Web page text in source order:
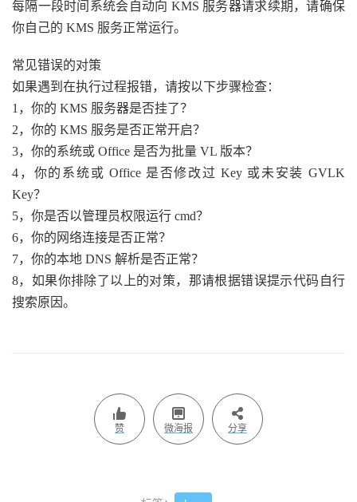
每隔一段时间系统会自动向 KMS 服务器请求续期，请确保
你自己的 KMS 服务正常运行。
常见错误的对策
如果遇到在执行过程报错，请按以下步骤检查：
1，你的 KMS 服务器是否挂了？
2，你的 KMS 服务是否正常开启？
3，你的系统或 Office 是否为批量 VL 版本？
4，你的系统或 Office 是否修改过 Key 或未安装 GVLK
Key？
5，你是否以管理员权限运行 cmd？
6，你的网络连接是否正常？
7，你的本地 DNS 解析是否正常？
8，如果你排除了以上的对策，那请根据错误提示代码自行
搜索原因。
赞 微海报 分享